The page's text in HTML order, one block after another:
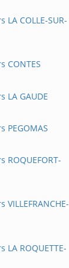
COLLE-SUR-
CONTES
LA GAUDE
PEGOMAS
ROQUETTE-